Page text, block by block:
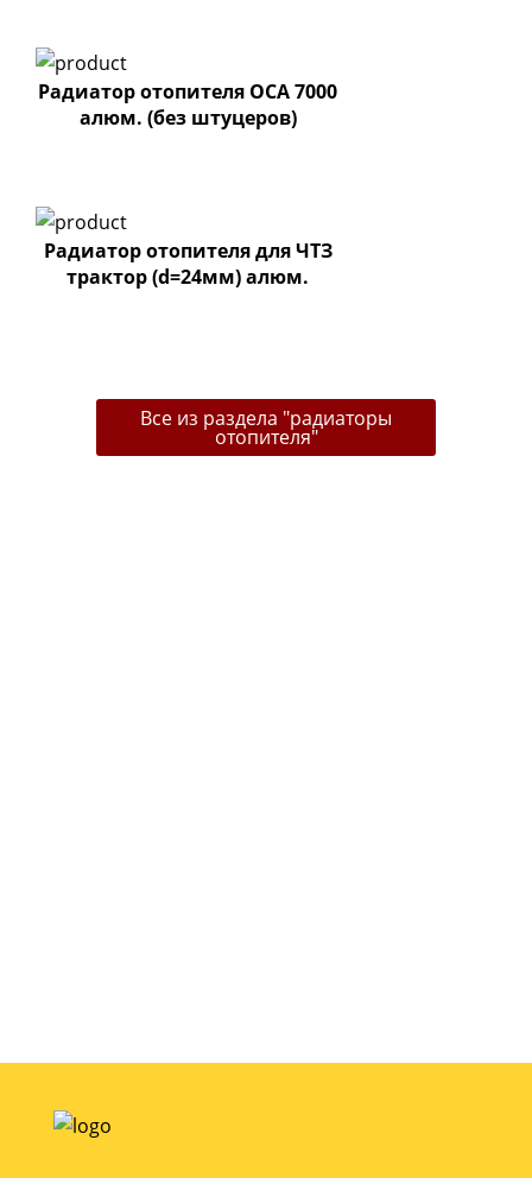
Радиатор отопителя ОСА 7000
алюм. (без штуцеров)
Радиатор отопителя для ЧТЗ
трактор (d=24мм) алюм.
Все из раздела "радиаторы
отопителя"